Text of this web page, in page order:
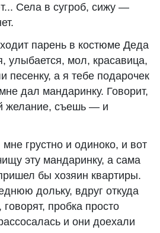
Села в сугроб, сижу —
парень в костюме Деда
улыбается, мол, красавица,
песенку, а я тебе подарочек
дал мандаринку. Говорит,
желание, съешь — и
грустно и одиноко, и вот
эту мандаринку, а сама
бы хозяин квартиры.
дольку, вдруг откуда
пробка просто
и они доехали